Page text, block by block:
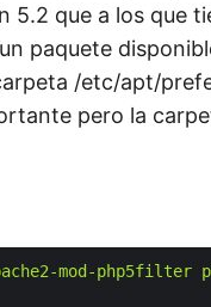
5.2 que a los que
paquete
/etc/apt/
pero la
mod-php5filter